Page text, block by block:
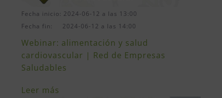
Fecha inicio: 2024-06-12 a las 13:00
Fecha fin: 2024-06-12 a las 14:00
Webinar: alimentación y salud
cardiovascular | Red de Empresas
Saludables
Leer más